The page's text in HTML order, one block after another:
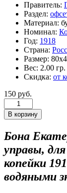
Правитель:
Раздел:
Материал:
Номинал:
Год: 1918
Страна:
Размер:
Вес: 2.00 гр.
Скидка: от
150 руб.
Бона
управы,
копейки
водяными